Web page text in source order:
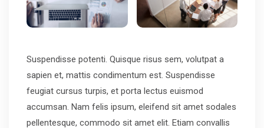
Suspendisse potenti. Quisque risus sem, volutpat a
sapien et, mattis condimentum est. Suspendisse
feugiat cursus turpis, et porta lectus euismod
accumsan. Nam felis ipsum, eleifend sit amet sodales
pellentesque, commodo sit amet elit. Etiam convallis